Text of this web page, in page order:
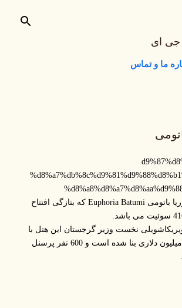
جی ای
ما و تماس
هتل پنج ستاره ایفوریا باتومی Euphoria Batumi که بتازگی افتتاح
نخست وزیر گرجستان این هتل با
سرمایه گذاری 90 میلیون دلاری بنا شده است و 600 نفر پرسنل